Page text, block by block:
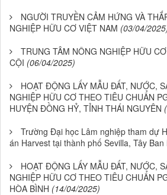
NGƯỜI TRUYỀN CẢM HỨNG VÀ
NGHIỆP HỮU CƠ VIỆT NAM (03/04/
TRUNG TÂM NÔNG NGHIỆP HỮU
CỘI (06/04/2025)
HOẠT ĐỘNG LẤY MẪU ĐẤT, NƯỚC,
NGHIỆP HỮU CƠ THEO TIÊU CHUẨN
HUYỆN ĐỒNG HỶ, TỈNH THÁI NGUYÊN
Trường Đại học Lâm nghiệp tham dự
án Harvest tại thành phố Sevilla, Tây Ban
HOẠT ĐỘNG LẤY MẪU ĐẤT, NƯỚC,
NGHIỆP HỮU CƠ THEO TIÊU CHUẨN
HÒA BÌNH (14/04/2025)